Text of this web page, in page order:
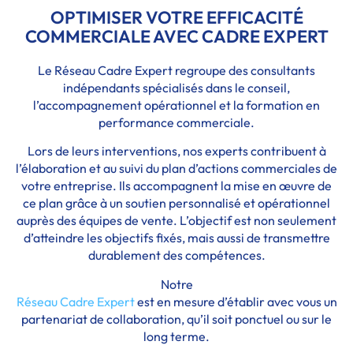
OPTIMISER VOTRE EFFICACITÉ
COMMERCIALE AVEC CADRE EXPERT
Le Réseau Cadre Expert regroupe des consultants
indépendants spécialisés dans le conseil,
l’accompagnement opérationnel et la formation en
performance commerciale.
Lors de leurs interventions, nos experts contribuent à
l’élaboration et au suivi du plan d’actions commerciales de
votre entreprise. Ils accompagnent la mise en œuvre de
ce plan grâce à un soutien personnalisé et opérationnel
auprès des équipes de vente. L’objectif est non seulement
d’atteindre les objectifs fixés, mais aussi de transmettre
durablement des compétences.
Notre
Réseau Cadre Expertest en mesure d’établir avec vous un
partenariat de collaboration, qu’il soit ponctuel ou sur le
long terme.